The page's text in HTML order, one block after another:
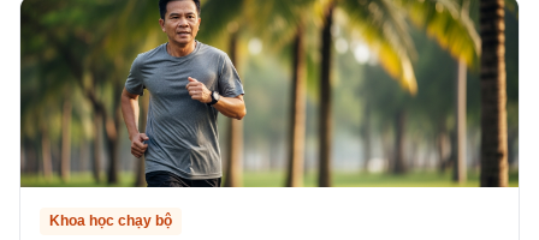
Khoa học chạy bộ